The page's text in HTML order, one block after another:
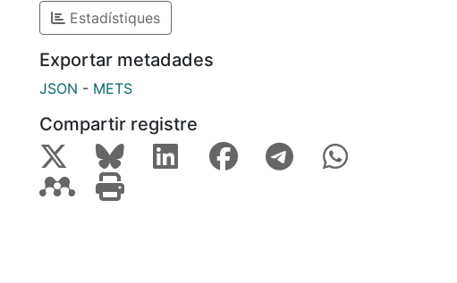
Estadístiques
Exportar metadades
JSON - METS
Compartir registre